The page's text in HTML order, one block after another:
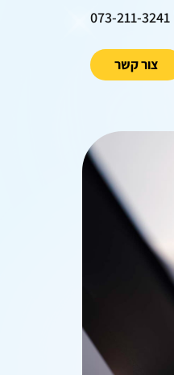
073-211-3241
צור קשר